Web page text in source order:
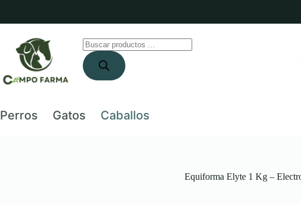
contenido
Búsqueda
de
productos
Perros Gatos Caballos
Equiforma Elyte 1 Kg –